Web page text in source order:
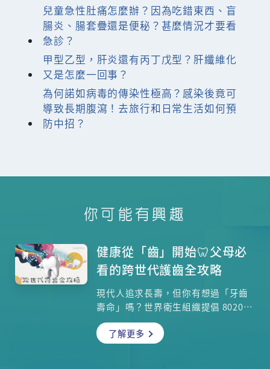
兒童急性肚痛怎麼辦？因為吃錯東西、盲
腸炎、腸套疊還是便秘？甚麼情況才要看
急診？
甲型乙型，肝炎還有丙丁戊型？肝纖維化
又是怎麼一回事？
為何諾如病毒的傳染性極高？感染後竟可
導致長期腹瀉！去旅行和日常生活如何預
防中招？
你可能有興趣
健康從「齒」開始🦷父母必
看的跨世代護齒全攻略
現代人追求長壽，但你有想過「牙齒
壽命」嗎？世界衛生組織提倡 8020
計劃，即 80 歲時仍保有 20 顆天然
牙。這並非遙不可及的夢想，而是從
了解更多